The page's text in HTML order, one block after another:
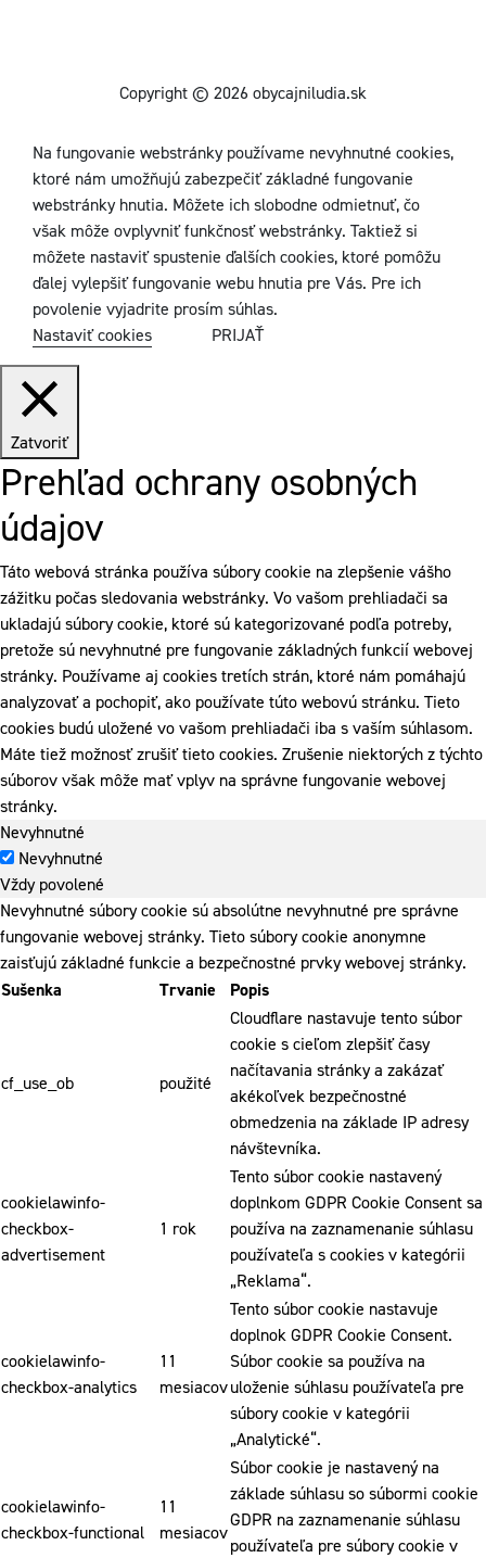
Copyright © 2026 obycajniludia.sk
Na fungovanie webstránky používame nevyhnutné cookies,
ktoré nám umožňujú zabezpečiť základné fungovanie
webstránky hnutia. Môžete ich slobodne odmietnuť, čo
však môže ovplyvniť funkčnosť webstránky. Taktiež si
môžete nastaviť spustenie ďalších cookies, ktoré pomôžu
ďalej vylepšiť fungovanie webu hnutia pre Vás. Pre ich
povolenie vyjadrite prosím súhlas.
Nastaviť cookies
PRIJAŤ
Zatvoriť
Prehľad ochrany osobných
údajov
Táto webová stránka používa súbory cookie na zlepšenie vášho
zážitku počas sledovania webstránky. Vo vašom prehliadači sa
ukladajú súbory cookie, ktoré sú kategorizované podľa potreby,
pretože sú nevyhnutné pre fungovanie základných funkcií webovej
stránky. Používame aj cookies tretích strán, ktoré nám pomáhajú
analyzovať a pochopiť, ako používate túto webovú stránku. Tieto
cookies budú uložené vo vašom prehliadači iba s vaším súhlasom.
Máte tiež možnosť zrušiť tieto cookies. Zrušenie niektorých z týchto
súborov však môže mať vplyv na správne fungovanie webovej
stránky.
Nevyhnutné
Nevyhnutné
Vždy povolené
Nevyhnutné súbory cookie sú absolútne nevyhnutné pre správne
fungovanie webovej stránky. Tieto súbory cookie anonymne
zaisťujú základné funkcie a bezpečnostné prvky webovej stránky.
Sušenka
Trvanie Popis
cf_use_ob použité
Cloudflare nastavuje tento súbor
cookie s cieľom zlepšiť časy
načítavania stránky a zakázať
akékoľvek bezpečnostné
obmedzenia na základe IP adresy
návštevníka.
cookielawinfo-
checkbox-
advertisement
1 rok
Tento súbor cookie nastavený
doplnkom GDPR Cookie Consent sa
používa na zaznamenanie súhlasu
používateľa s cookies v kategórii
„Reklama“.
cookielawinfo-
checkbox-analytics
11
mesiacov
Tento súbor cookie nastavuje
doplnok GDPR Cookie Consent.
Súbor cookie sa používa na
uloženie súhlasu používateľa pre
súbory cookie v kategórii
„Analytické“.
cookielawinfo-
checkbox-functional
11
mesiacov
Súbor cookie je nastavený na
základe súhlasu so súbormi cookie
GDPR na zaznamenanie súhlasu
používateľa pre súbory cookie v